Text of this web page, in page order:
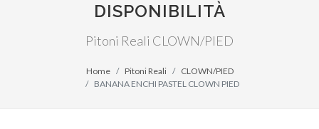
DISPONIBILITÀ
Pitoni Reali CLOWN/PIED
Home Pitoni Reali
CLOWN/PIED
BANANA ENCHI PASTEL CLOWN PIED